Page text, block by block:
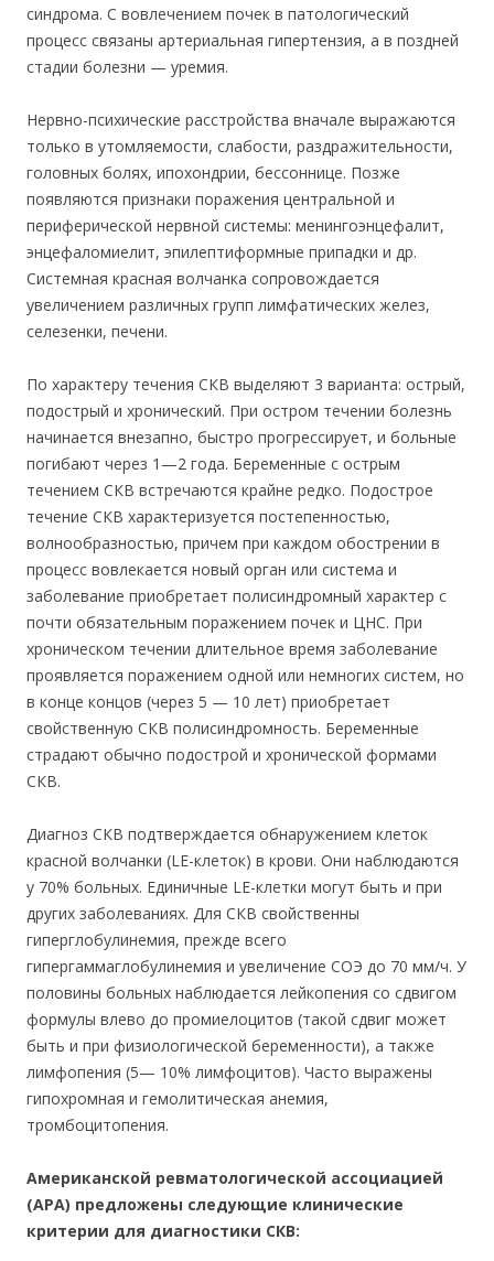
синдрома. С вовлечением почек в патологический
процесс связаны артериальная гипертензия, а в поздней
стадии болезни — уремия.
Нервно-психические расстройства вначале выражаются
только в утомляемости, слабости, раздражительности,
головных болях, ипохондрии, бессоннице. Позже
появляются признаки поражения центральной и
периферической нервной системы: менингоэнцефалит,
энцефаломиелит, эпилептиформные припадки и др.
Системная красная волчанка сопровождается
увеличением различных групп лимфатических желез,
селезенки, печени.
По характеру течения СКВ выделяют 3 варианта: острый,
подострый и хронический. При остром течении болезнь
начинается внезапно, быстро прогрессирует, и больные
погибают через 1—2 года. Беременные с острым
течением СКВ встречаются крайне редко. Подострое
течение СКВ характеризуется постепенностью,
волнообразностью, причем при каждом обострении в
процесс вовлекается новый орган или система и
заболевание приобретает полисиндромный характер с
почти обязательным поражением почек и ЦНС. При
хроническом течении длительное время заболевание
проявляется поражением одной или немногих систем, но
в конце концов (через 5 — 10 лет) приобретает
свойственную СКВ полисиндромность. Беременные
страдают обычно подострой и хронической формами
СКВ.
Диагноз СКВ подтверждается обнаружением клеток
красной волчанки (LE-клеток) в крови. Они наблюдаются
у 70% больных. Единичные LE-клетки могут быть и при
других заболеваниях. Для СКВ свойственны
гиперглобулинемия, прежде всего
гипергаммаглобулинемия и увеличение СОЭ до 70 мм/ч. У
половины больных наблюдается лейкопения со сдвигом
формулы влево до промиелоцитов (такой сдвиг может
быть и при физиологической беременности), а также
лимфопения (5— 10% лимфоцитов). Часто выражены
гипохромная и гемолитическая анемия,
тромбоцитопения.
Американской ревматологической ассоциацией
(АРА) предложены следующие клинические
критерии для диагностики СКВ: